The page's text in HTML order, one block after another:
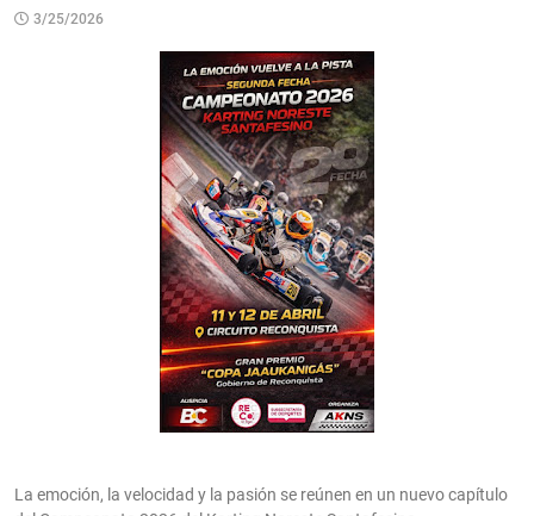
3/25/2026
La emoción, la velocidad y la pasión se reúnen en un nuevo capítulo